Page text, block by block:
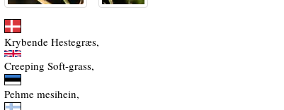
Krybende Hestegræs,
Creeping Soft-grass,
Pehme mesihein,